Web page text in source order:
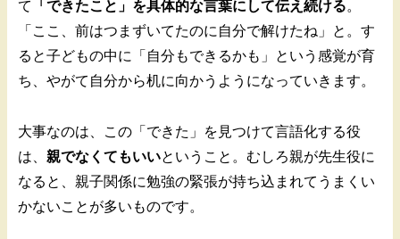
て
「できたこと」を具体的な言葉にして伝え続ける。
「ここ、前はつまずいてたのに自分で解けたね」と。す
ると子どもの中に「自分もできるかも」という感覚が育
ち、やがて自分から机に向かうようになっていきます。
大事なのは、この「できた」を見つけて言語化する役
は、 親でなくてもいいということ。むしろ親が先生役に
なると、親子関係に勉強の緊張が持ち込まれてうまくい
かないことが多いものです。